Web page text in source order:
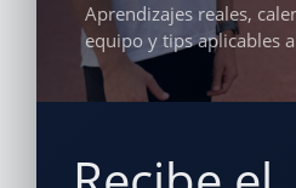
Aprendizajes reales,
equipo y tips aplicables